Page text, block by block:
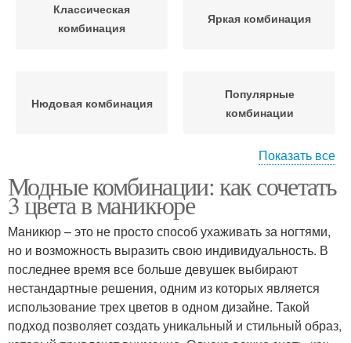
Классическая
комбинация
Яркая комбинация
Нюдовая комбинация
Популярные
комбинации
Универсальные
комбинации
Цветовые комбинации
Показать все
Модные комбинации: как сочетать
3 цвета в маникюре
Маникюр – это не просто способ ухаживать за ногтями,
но и возможность выразить свою индивидуальность. В
последнее время все больше девушек выбирают
нестандартные решения, одним из которых является
использование трех цветов в одном дизайне. Такой
подход позволяет создать уникальный и стильный образ,